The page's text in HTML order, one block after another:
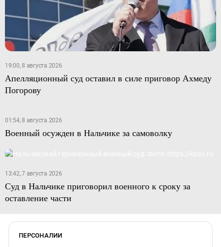
19:00, 8 августа 2026
Апелляционный суд оставил в силе приговор Ахмеду
Погорову
01:54, 8 августа 2026
Военный осужден в Нальчике за самоволку
13:42, 7 августа 2026
Суд в Нальчике приговорил военного к сроку за
оставление части
ПЕРСОНАЛИИ